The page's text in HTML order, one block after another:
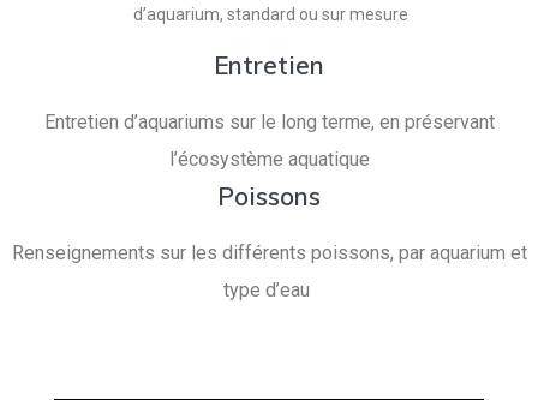
d’aquarium, standard ou sur mesure
Entretien
Entretien d’aquariums sur le long terme, en préservant
l’écosystème aquatique
Poissons
Renseignements sur les différents poissons, par aquarium et
type d’eau